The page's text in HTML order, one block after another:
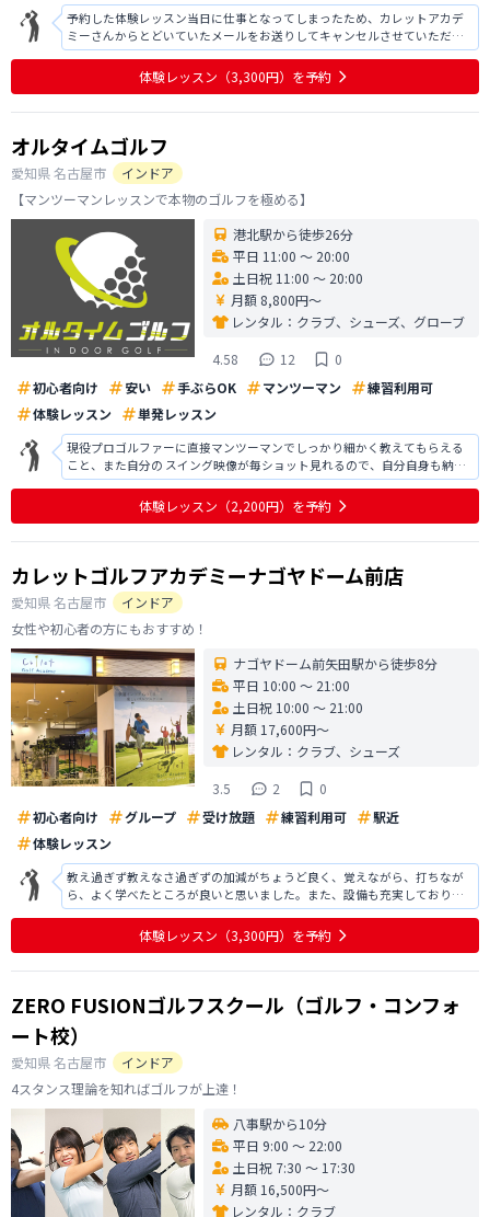
予約した体験レッスン当日に仕事となってしまったため、カレットアカデ
ミーさんからとどいていたメールをお送りしてキャンセルさせていただき
ました。 その後は都合が合わずで現時点では再予約はしておりません。 立
地条件等がよくて通いやすい店舗だと思いますが、まずは体験レッスンし
たいと考えています。 何度もメー
体験レッスン （3,300円） を予約
オルタイムゴルフ
愛知県名古屋市
インドア
【マンツーマンレッスンで本物のゴルフを極める】
港北駅から徒歩26分
平日 11:00 〜 20:00
土日祝 11:00 〜 20:00
月額 8,800円〜
レンタル： クラブ、シューズ、グローブ
4.58
12
0
初心者向け
安い 手ぶらOK マンツーマン
練習利用可
体験レッスン
単発レッスン
現役プロゴルファーに直接マンツーマンでしっかり細かく教えてもらえる
こと、また自分の スイング映像が毎ショット見れるので、自分自身も納得
して進めます! レッスンも抽象的ではなく具体的なので、分かりやすいで
がたいです。 スコアはもち
体験レッスン （2,200円） を予約
カレットゴルフアカデミーナゴヤドーム前店
愛知県名古屋市
インドア
女性や初心者の方にもおすすめ！
ナゴヤドーム前矢田駅から徒歩8分
平日 10:00 〜 21:00
土日祝 10:00 〜 21:00
月額 17,600円〜
レンタル： クラブ、シューズ
3.5
2
0
初心者向け
グループ 受け放題 練習利用可
駅近
体験レッスン
教え過ぎず教えなさ過ぎずの加減がちょうど良く、覚えながら、打ちなが
ら、よく学べたところが良いと思いました。また、設備も充実しており、
フォームの確認がよくできて、それをよく活かしながら、コーチする感じ
も良いと思いました。スクールの内容と設備、場所などを考えると仕方な
いかもしれんないが、金額はだいぶ高く
体験レッスン （3,300円） を予約
ZERO FUSIONゴルフスクール（ゴルフ・コンフォ
ート校）
愛知県名古屋市
インドア
4スタンス理論を知ればゴルフが上達！
八事駅から10分
平日 9:00 〜 22:00
土日祝 7:30 〜 17:30
月額 16,500円〜
レンタル： クラブ